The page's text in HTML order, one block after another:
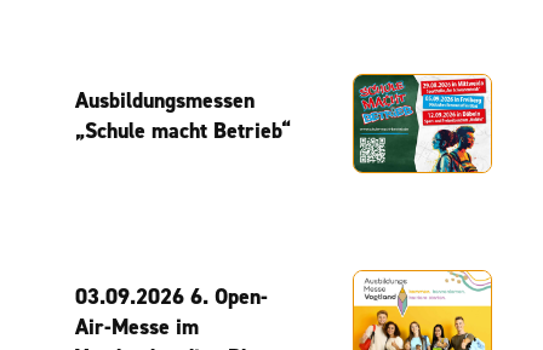
Ausbildungsmessen
„Schule macht Betrieb“
03.09.2026 6. Open-
Air-Messe im